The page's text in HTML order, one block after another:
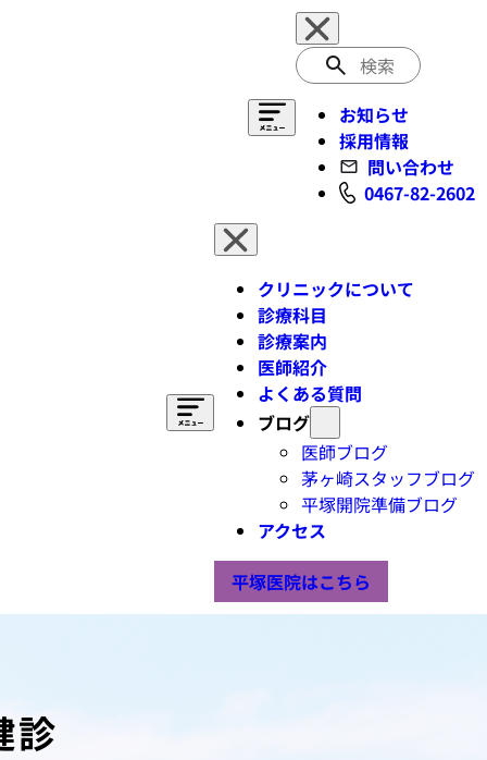
検
索
お知らせ
採用情報
問い合わせ
0467-82-2602
クリニックについて
診療科目
診療案内
医師紹介
よくある質問
ブログ
医師ブログ
茅ヶ崎スタッフブログ
平塚開院準備ブログ
アクセス
平塚医院はこちら
診